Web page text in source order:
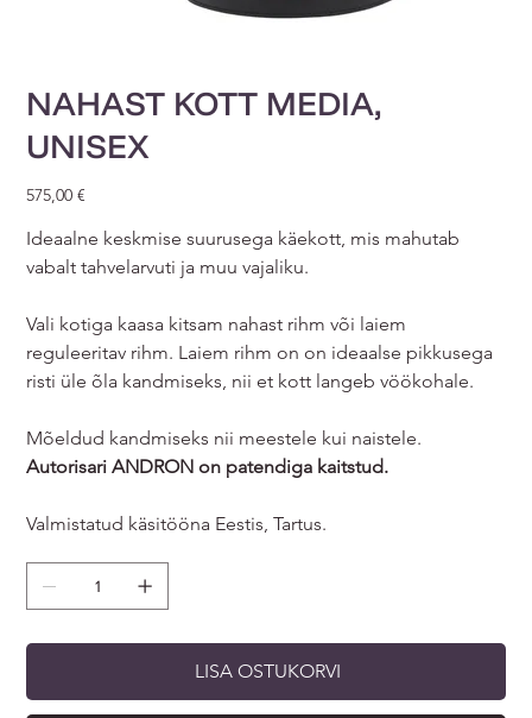
NAHAST KOTT MEDIA,
UNISEX
Price
575,00 €
Ideaalne keskmise suurusega käekott, mis mahutab
vabalt tahvelarvuti ja muu vajaliku.
Vali kotiga kaasa kitsam nahast rihm või laiem
reguleeritav rihm. Laiem rihm on on ideaalse pikkusega
risti üle õla kandmiseks, nii et kott langeb vöökohale.
Mõeldud kandmiseks nii meestele kui naistele.
Autorisari ANDRON on patendiga kaitstud.
Valmistatud käsitööna Eestis, Tartus.
LISA OSTUKORVI